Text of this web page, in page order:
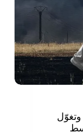
الظل المخصخص: شركة UG SOLUTIONS وتغوّل